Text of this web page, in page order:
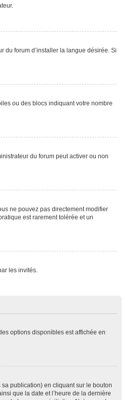
du forum d’installer la langue désirée. Si
ou des blocs indiquant votre nombre
du forum peut activer ou non
ne pouvez pas directement modifier
est rarement tolérée et un
les invités.
options disponibles est affichée en
publication) en cliquant sur le bouton
que la date et l’heure de la dernière